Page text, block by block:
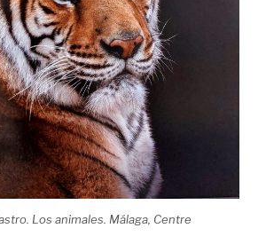
Los animales. Málaga, Centre